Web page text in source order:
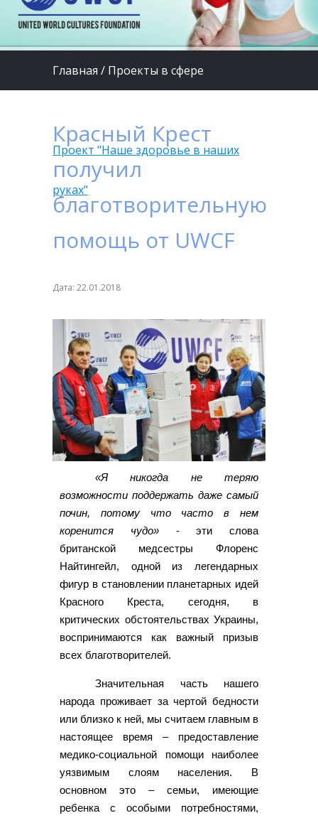
Главная / Проекты в сфере
Проект "Наше здоровье в наших
руках"
Красный Крест
получил
благотворительную
помощь от UWCF
Дата: 22.01.2018
«Я никогда не теряю
возможности поддержать даже самый
почин, потому что часто в нем
коренится чудо»- эти слова
британской медсестры Флоренс
Найтингейл, одной из легендарных
фигур в становлении планетарных идей
Красного Креста, сегодня, в
критических обстоятельствах Украины,
воспринимаются как важный призыв
всех благотворителей.
Значительная часть нашего
народа проживает за чертой бедности
или близко к ней, мы считаем главным в
настоящее время – предоставление
медико-социальной помощи наиболее
уязвимым слоям населения. В
основном это – семьи, имеющие
ребенка с особыми потребностями,